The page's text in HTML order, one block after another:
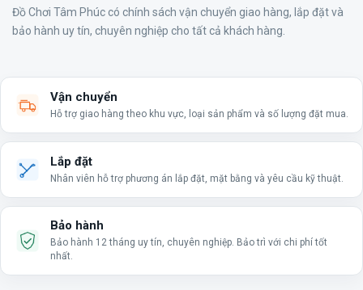
Đồ Chơi Tâm Phúc có chính sách vận chuyển giao hàng, lắp đặt và
bảo hành uy tín, chuyên nghiệp cho tất cả khách hàng.
Vận chuyển
Hỗ trợ giao hàng theo khu vực, loại sản phẩm và số lượng đặt mua.
Lắp đặt
Nhân viên hỗ trợ phương án lắp đặt, mặt bằng và yêu cầu kỹ thuật.
Bảo hành
Bảo hành 12 tháng uy tín, chuyên nghiệp. Bảo trì với chi phí tốt
nhất.